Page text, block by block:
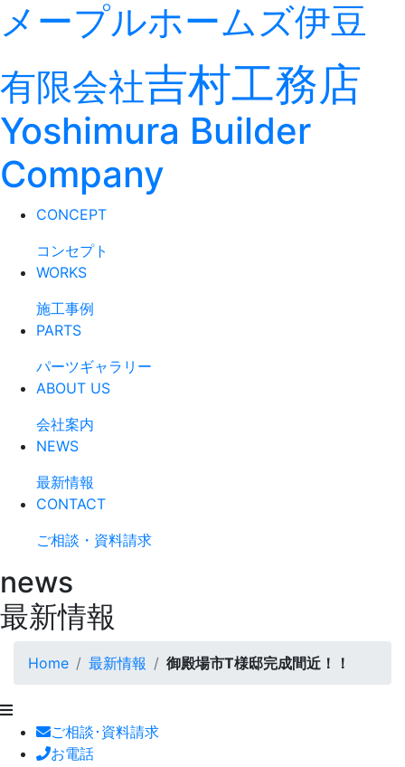
メープルホームズ伊豆
有限会社吉村工務店
Yoshimura Builder
Company
CONCEPT
コンセプト
WORKS
施工事例
PARTS
パーツギャラリー
ABOUT US
会社案内
NEWS
最新情報
CONTACT
ご相談・資料請求
news
最新情報
Home 最新情報 御殿場市T様邸完成間近！！
ご相談･資料請求
お電話